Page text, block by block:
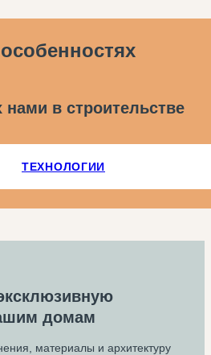
в строительстве
ТЕХНОЛОГИИ
домам
материалы и архитектуру